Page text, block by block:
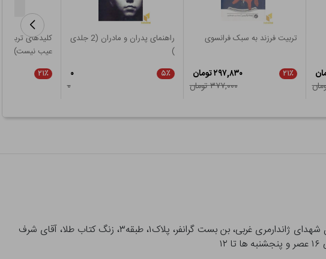
تربیت فرزند به سبک فرانسوی
۲۱٪
۲۹۷,۸۳۰ تومان
۳۷۷,۰۰۰ تومان
راهنمای پدران و مادران (2 جلدی
)
۵٪
۰
۰
کلیدهای
عیب نیست)
۲۱٪
آدرس تحویل حضوری سفارشات: میدان انقلاب، خیابان انقلاب، خیابان ۱۲ فروردین، خیابان شهدای ژاندارمری غربی، بن بست گرانفر، پلاک۱، طبقه۳، زنگ کتاب طلا، آقای شرف